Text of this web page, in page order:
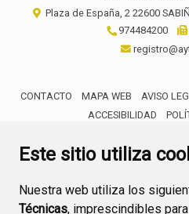
Este sitio utiliza
Nuestra web utiliza los
Técnicas, imprescindibles
Plaza de España, 2 22600
974484200
CONTACTO MAPA WEB AVISO
ACCESIBILIDAD